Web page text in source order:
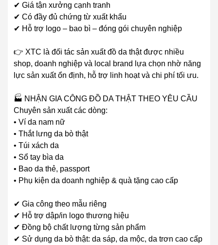
✔ Giá tận xưởng cạnh tranh
✔ Có đầy đủ chứng từ xuất khẩu
✔ Hỗ trợ logo – bao bì – đóng gói chuyên nghiệp
👉 XTC là đối tác sản xuất đồ da thật được nhiều
shop, doanh nghiệp và local brand lựa chọn nhờ năng
lực sản xuất ổn định, hỗ trợ linh hoạt và chi phí tối ưu.
🏭 NHẬN GIA CÔNG ĐỒ DA THẬT THEO YÊU CẦU
Chuyên sản xuất các dòng:
• Ví da nam nữ
• Thắt lưng da bò thật
• Túi xách da
• Sổ tay bìa da
• Bao da thẻ, passport
• Phụ kiện da doanh nghiệp & quà tặng cao cấp
✔ Gia công theo mẫu riêng
✔ Hỗ trợ dập/in logo thương hiệu
✔ Đồng bộ chất lượng từng sản phẩm
✔ Sử dụng da bò thật: da sáp, da mộc, da trơn cao cấp